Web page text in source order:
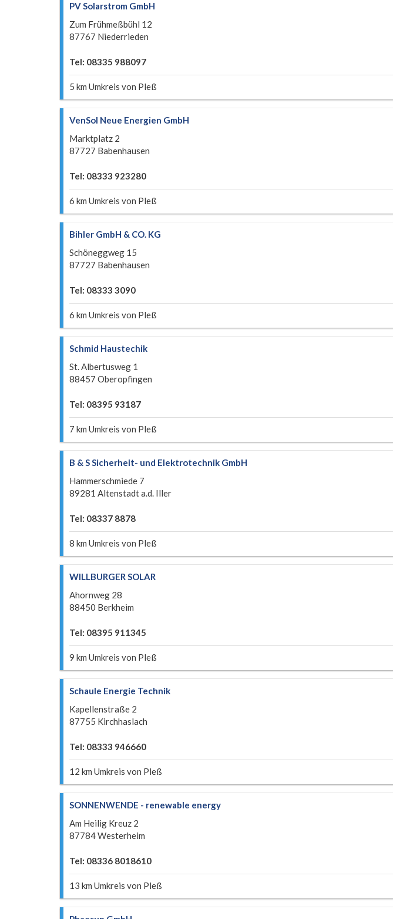
PV Solarstrom GmbH
Zum Frühmeßbühl 12
87767 Niederrieden
Tel: 08335 988097
5 km Umkreis von Pleß
VenSol Neue Energien GmbH
Marktplatz 2
87727 Babenhausen
Tel: 08333 923280
6 km Umkreis von Pleß
Bihler GmbH & CO. KG
Schöneggweg 15
87727 Babenhausen
Tel: 08333 3090
6 km Umkreis von Pleß
Schmid Haustechik
St. Albertusweg 1
88457 Oberopfingen
Tel: 08395 93187
7 km Umkreis von Pleß
B & S Sicherheit- und Elektrotechnik GmbH
Hammerschmiede 7
89281 Altenstadt a.d. Iller
Tel: 08337 8878
8 km Umkreis von Pleß
WILLBURGER SOLAR
Ahornweg 28
88450 Berkheim
Tel: 08395 911345
9 km Umkreis von Pleß
Schaule Energie Technik
Kapellenstraße 2
87755 Kirchhaslach
Tel: 08333 946660
12 km Umkreis von Pleß
SONNENWENDE - renewable energy
Am Heilig Kreuz 2
87784 Westerheim
Tel: 08336 8018610
13 km Umkreis von Pleß